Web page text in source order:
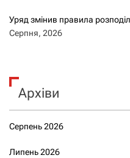
Уряд змінив правила
Серпня, 2026
Архіви
Серпень 2026
Липень 2026